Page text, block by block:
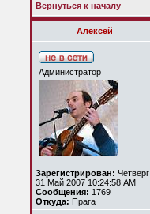
Вернуться к началу
Алексей
Администратор
Зарегистрирован: Четверг
31 Май 2007 10:24:58 AM
Сообщения: 1769
Откуда: Прага